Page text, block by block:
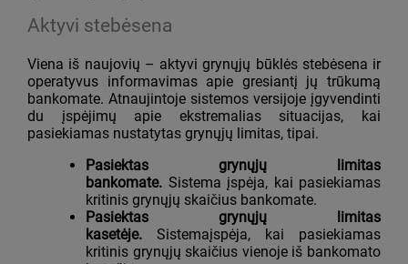
Aktyvi stebėsena
Viena iš naujovių – aktyvi grynųjų būklės stebėsena ir
operatyvus informavimas apie gresiantį jų trūkumą
bankomate. Atnaujintoje sistemos versijoje įgyvendinti
du įspėjimų apie ekstremalias situacijas, kai
pasiekiamas nustatytas grynųjų limitas, tipai.
Pasiektas grynųjų limitas
bankomate. Sistema įspėja, kai pasiekiamas
kritinis grynųjų skaičius bankomate.
Pasiektas grynųjų limitas
kasetėje. Sistemaįspėja, kai pasiekiamas
kritinis grynųjų skaičius vienoje iš bankomato